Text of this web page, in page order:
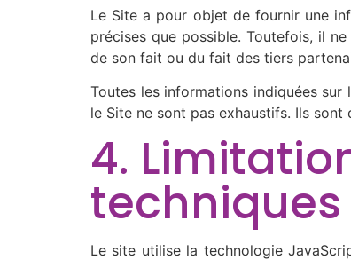
Le Site a pour objet de fournir une
précises que possible. Toutefois, il
de son fait ou du fait des tiers
Toutes les informations indiquées
le Site ne sont pas exhaustifs. Ils
4.
techniques
Le site utilise la technologie